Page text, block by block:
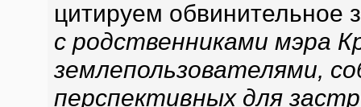
цитируем обвинительное
с родственниками мэра
землепользователями,
перспективных для